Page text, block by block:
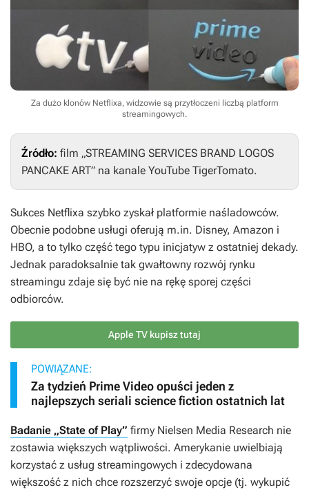
Za dużo klonów Netflixa, widzowie są przytłoczeni liczbą platform
streamingowych.
Źródło: film „STREAMING SERVICES BRAND LOGOS
PANCAKE ART” na kanale YouTube TigerTomato.
Sukces Netflixa szybko zyskał platformie naśladowców.
Obecnie podobne usługi oferują m.in. Disney, Amazon i
HBO, a to tylko część tego typu inicjatyw z ostatniej dekady.
Jednak paradoksalnie tak gwałtowny rozwój rynku
streamingu zdaje się być nie na rękę sporej części
odbiorców.
Apple TV kupisz tutaj
POWIĄZANE:
Za tydzień Prime Video opuści jeden z
najlepszych seriali science fiction ostatnich lat
Badanie „State of Play” firmy Nielsen Media Research nie
zostawia większych wątpliwości. Amerykanie uwielbiają
korzystać z usług streamingowych i zdecydowana
większość z nich chce rozszerzyć swoje opcje (tj. wykupić